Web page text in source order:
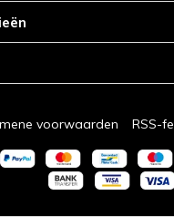
voorwaarden RSS-